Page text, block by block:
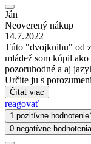
Ján
Neoverený nákup
14.7.2022
Túto "dvojknihu" od
mládež som kúpil
pozoruhodné a aj
Určite ju s
Čítať viac
reagovať
1 pozitívne hodnotenie1
0 negatívne hodnotenia